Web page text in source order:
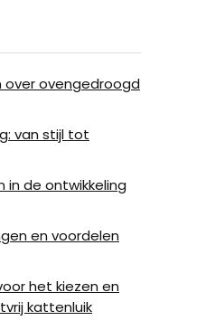
ovengedroogd
van stijl tot
in de ontwikkeling
en voordelen
het kiezen en
kattenluik